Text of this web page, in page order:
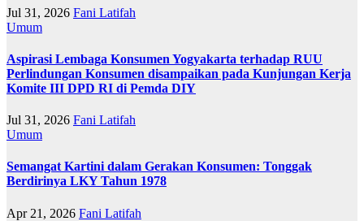
Jul 31, 2026 Fani Latifah
Umum
Aspirasi Lembaga Konsumen Yogyakarta terhadap RUU
Perlindungan Konsumen disampaikan pada Kunjungan Kerja
Komite III DPD RI di Pemda DIY
Jul 31, 2026 Fani Latifah
Umum
Semangat Kartini dalam Gerakan Konsumen: Tonggak
Berdirinya LKY Tahun 1978
Apr 21, 2026 Fani Latifah